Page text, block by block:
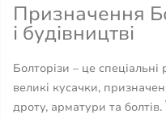
Призначення
і будівництві
Болторізи – це
великі кусачки,
дроту, арматури та